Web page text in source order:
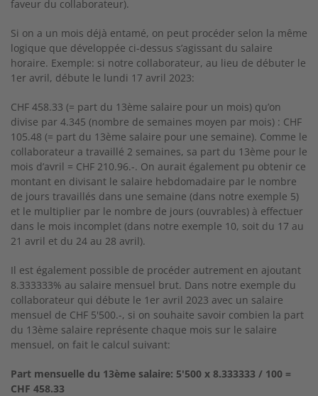
faveur du collaborateur).
Si on a un mois déjà entamé, on peut procéder selon la même
logique que développée ci-dessus s’agissant du salaire
horaire. Exemple: si notre collaborateur, au lieu de débuter le
1er avril, débute le lundi 17 avril 2023:
CHF 458.33 (= part du 13ème salaire pour un mois) qu’on
divise par 4.345 (nombre de semaines moyen par mois) : CHF
105.48 (= part du 13ème salaire pour une semaine). Comme le
collaborateur a travaillé 2 semaines, sa part du 13ème pour le
mois d’avril = CHF 210.96.-. On aurait également pu obtenir ce
montant en divisant le salaire hebdomadaire par le nombre
de jours travaillés dans une semaine (dans notre exemple 5)
et le multiplier par le nombre de jours (ouvrables) à effectuer
dans le mois incomplet (dans notre exemple 10, soit du 17 au
21 avril et du 24 au 28 avril).
Il est également possible de procéder autrement en ajoutant
8.333333% au salaire mensuel brut. Dans notre exemple du
collaborateur qui débute le 1er avril 2023 avec un salaire
mensuel de CHF 5'500.-, si on souhaite savoir combien la part
du 13ème salaire représente chaque mois sur le salaire
mensuel, on fait le calcul suivant:
Part mensuelle du 13ème salaire: 5'500 x 8.333333 / 100 =
CHF 458.33